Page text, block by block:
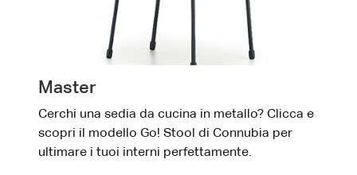
Master
Cerchi una sedia da cucina in metallo? Clicca e
scopri il modello Go! Stool di Connubia per
ultimare i tuoi interni perfettamente.